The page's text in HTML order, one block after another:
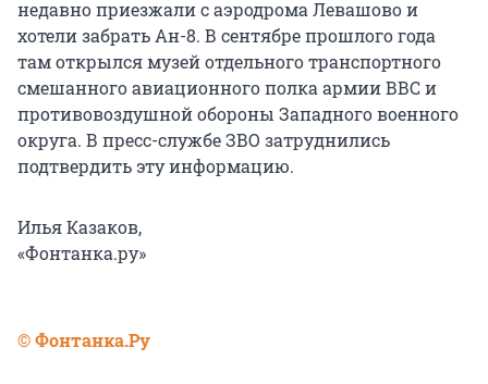
недавно приезжали с аэродрома Левашово и
хотели забрать Ан-8. В сентябре прошлого года
там открылся музей отдельного транспортного
смешанного авиационного полка армии ВВС и
противовоздушной обороны Западного военного
округа. В пресс-службе ЗВО затруднились
подтвердить эту информацию.
Илья Казаков,
«Фонтанка.ру»
© Фонтанка.Ру